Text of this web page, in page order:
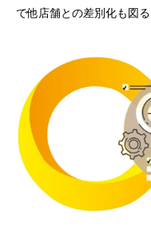
で他店舗との差別化も図る